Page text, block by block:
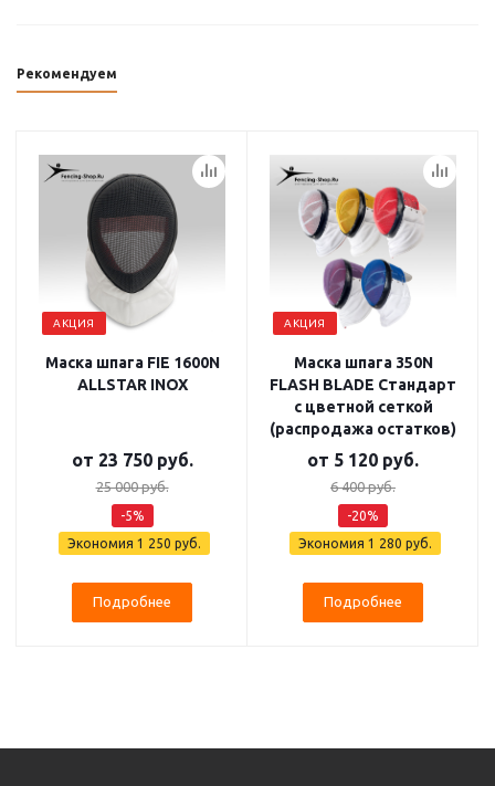
Рекомендуем
АКЦИЯ
Маска шпага FIE 1600N
ALLSTAR INOX
от 23 750 руб.
25 000 руб.
-5%
Экономия 1 250 руб.
Подробнее
АКЦИЯ
Маска шпага 350N
FLASH BLADE Стандарт
с цветной сеткой
(распродажа остатков)
от 5 120 руб.
6 400 руб.
-20%
Экономия 1 280 руб.
Подробнее